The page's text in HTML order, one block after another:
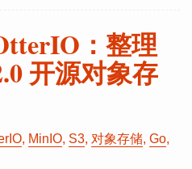
：整理
开源对象存
, MinIO, S3, 对象存储, Go,